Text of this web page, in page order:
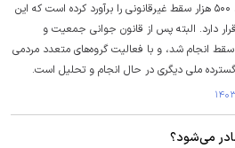
آخرین مطالعه گسترده و ملی، حدود ۵۰۰ هزار سقط غیرقانونی را برآورد کرده است که این
دارد. البته پس از قانون جوانی جمعیت و
سقط انجام شد، و با فعالیت گروه‌های متعدد مردمی
ملی دیگری در حال انجام و تحلیل است.
می‌شود؟